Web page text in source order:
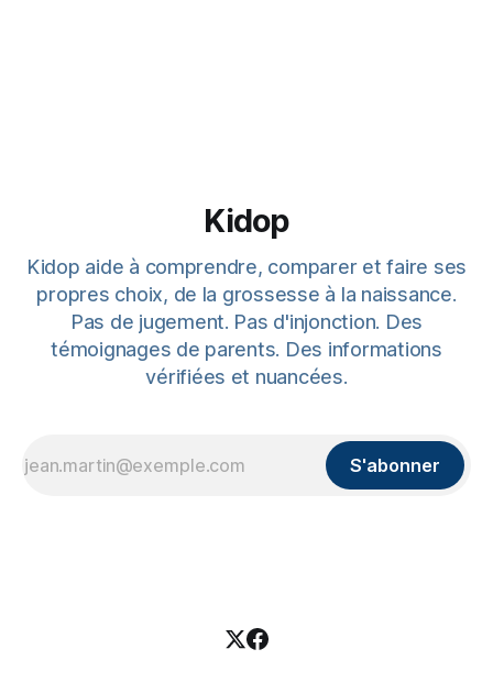
Kidop
Kidop aide à comprendre, comparer et faire ses
propres choix, de la grossesse à la naissance.
Pas de jugement. Pas d'injonction. Des
témoignages de parents. Des informations
vérifiées et nuancées.
S'abonner